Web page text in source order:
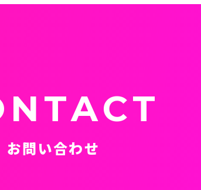
お問い合わせ